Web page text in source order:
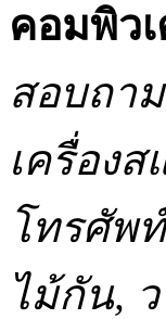
คอมพิว
สอบถา
เครื่อง
โทรศัพ
ไม้กัน,